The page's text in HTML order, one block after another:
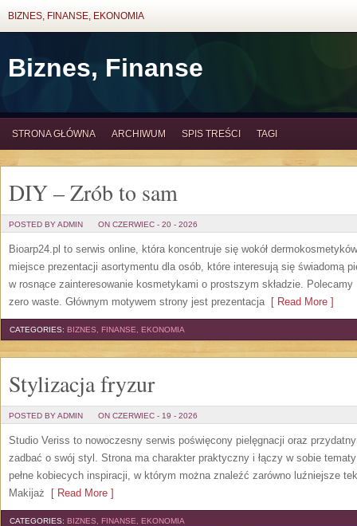
BIZNES, FINANSE, EKONOMIA
Biznes, Finanse
STRONA GŁÓWNA ARCHIWUM SPIS TREŚCI TAGI
DIY – Zrób to sam
POSTED BY ADMIN ON CZERWIEC - 20 - 2026
Bioarp24.pl to serwis online, która koncentruje się wokół
miejsce prezentacji asortymentu dla osób, które interesują się świadomą
w rosnące zainteresowanie kosmetykami o prostszym składzie. Polecamy
zero waste. Głównym motywem strony jest prezentacja[ Read More ]
CATEGORIES: BIZNES, FINANSE, EKONOMIA
Stylizacja fryzur
POSTED BY ADMIN ON CZERWIEC - 19 - 2026
Studio Veriss to nowoczesny serwis poświęcony pielęgnacji oraz
zadbać o swój styl. Strona ma charakter praktyczny i łączy w sobie
pełne kobiecych inspiracji, w którym można znaleźć zarówno luźniejsze
Makijaż [ Read More ]
CATEGORIES: BIZNES, FINANSE, EKONOMIA